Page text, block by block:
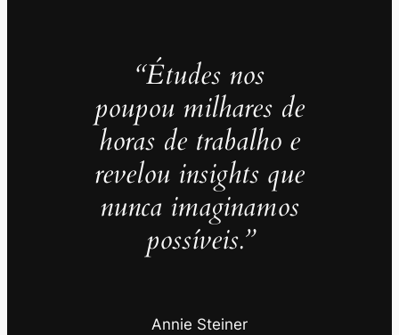
“Études nos
poupou milhares de
horas de trabalho e
revelou insights que
nunca imaginamos
possíveis.”
Annie Steiner